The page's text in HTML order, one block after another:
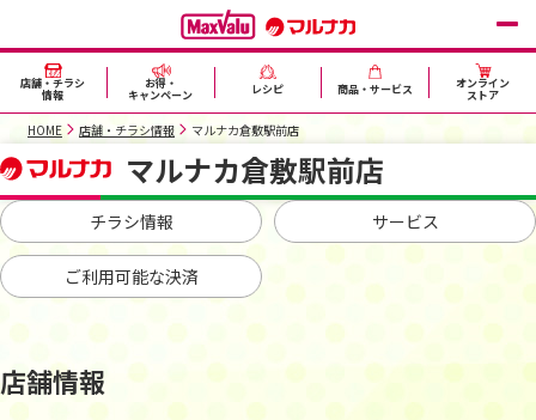
店舗・チラシ
情報
お得・
キャンペーン レシピ 商品・サービス オンライン
ストア
HOME 店舗・チラシ情報 マルナカ倉敷駅前店
マルナカ倉敷駅前店
チラシ情報 サービス
ご利用可能な決済
店舗情報